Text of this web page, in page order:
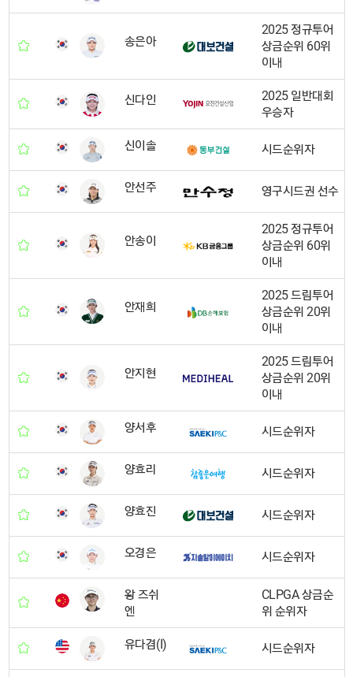
송은아
2025 정규투어
상금순위 60위
이내
신다인
2025 일반대회
우승자
신이솔 시드순위자
안선주 영구시드권 선수
안송이
2025 정규투어
상금순위 60위
이내
안재희
2025 드림투어
상금순위 20위
이내
안지현
2025 드림투어
상금순위 20위
이내
양서후 시드순위자
양효리 시드순위자
양효진 시드순위자
오경은 시드순위자
왕 즈쉬
엔
CLPGA 상금순
위 순위자
유다겸(I) 시드순위자